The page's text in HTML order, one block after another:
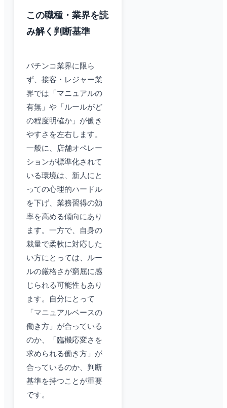
この職種・業界を読
み解く判断基準
パチンコ業界に限ら
ず、接客・レジャー業
界では「マニュアルの
有無」や「ルールがど
の程度明確か」が働き
やすさを左右します。
一般に、店舗オペレー
ションが標準化されて
いる環境は、新人にと
っての心理的ハードル
を下げ、業務習得の効
率を高める傾向にあり
ます。一方で、自身の
裁量で柔軟に対応した
い方にとっては、ルー
ルの厳格さが窮屈に感
じられる可能性もあり
ます。自分にとって
「マニュアルベースの
働き方」が合っている
のか、「臨機応変さを
求められる働き方」が
合っているのか、判断
基準を持つことが重要
です。